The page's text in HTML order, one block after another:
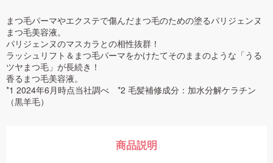
まつ毛パーマやエクステで傷んだまつ毛のための塗るパリジェンヌ
まつ毛美容液。
パリジェンヌのマスカラとの相性抜群！
ラッシュリフト＆まつ毛パーマをかけたてそのままのような「うる
ツヤまつ毛」が長続き！
香るまつ毛美容液。
*1 2024年6月時点当社調べ *2 毛髪補修成分：加水分解ケラチン
（黒羊毛）
商品説明